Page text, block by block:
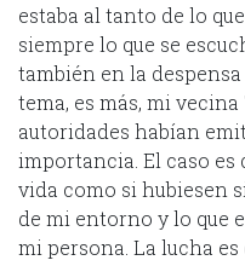
estaba al tanto de lo
siempre lo que se
también en la
tema, es más, mi
autoridades habían
importancia. El caso es
vida como si hubiesen
de mi entorno y lo que
mi persona. La lucha